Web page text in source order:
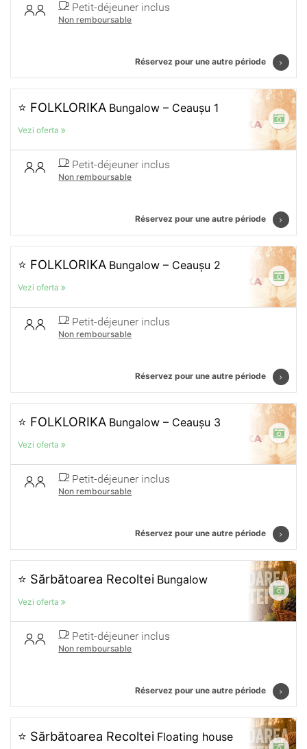
Petit-déjeuner inclus
Non remboursable
Réservez pour une autre période
⭐ FOLKLORIKA Bungalow – Ceaușu 1
Vezi oferta
Petit-déjeuner inclus
Non remboursable
Réservez pour une autre période
⭐ FOLKLORIKA Bungalow – Ceaușu 2
Vezi oferta
Petit-déjeuner inclus
Non remboursable
Réservez pour une autre période
⭐ FOLKLORIKA Bungalow – Ceaușu 3
Vezi oferta
Petit-déjeuner inclus
Non remboursable
Réservez pour une autre période
⭐ Sărbătoarea Recoltei Bungalow
Vezi oferta
Petit-déjeuner inclus
Non remboursable
Réservez pour une autre période
⭐ Sărbătoarea Recoltei Floating house